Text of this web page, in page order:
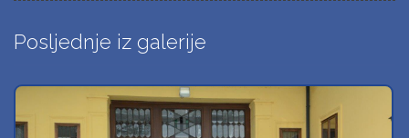
Posljednje iz galerije